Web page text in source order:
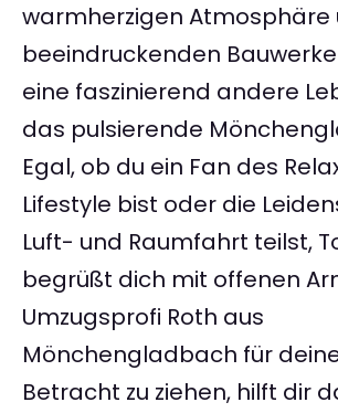
warmherzigen Atmosphäre
beeindruckenden
eine faszinierend andere
das pulsierende
Egal, ob du ein Fan des
Lifestyle bist oder die
Luft- und Raumfahrt teilst,
begrüßt dich mit offenen
Umzugsprofi Roth aus
Mönchengladbach für
Betracht zu ziehen, hilft dir